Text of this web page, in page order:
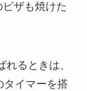
ザも焼けた
るときは、
タイマーを搭